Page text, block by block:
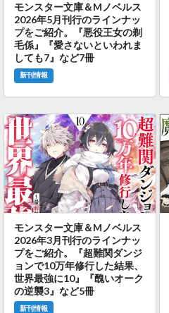
モンスター文庫＆Mノベルス
2026年5月刊行のラインナッ
プをご紹介。『悪役王女の剃
毛係』『愛さないといわれま
しても7』など7冊
新刊情報
モンスター文庫＆Mノベルス
2026年3月刊行のラインナッ
プをご紹介。『超難関ダンジ
ョンで10万年修行した結果、
世界最強に10』『醜いオーク
の逆襲3』など5冊
新刊情報